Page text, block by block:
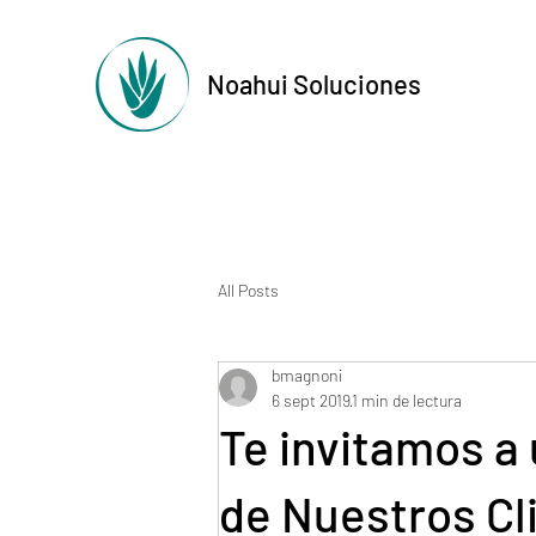
Noahui Soluciones
All Posts
Te invitamos a
de Nuestros
bmagnoni
6 sept 20191 min de lectura